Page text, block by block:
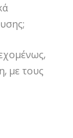
με τους